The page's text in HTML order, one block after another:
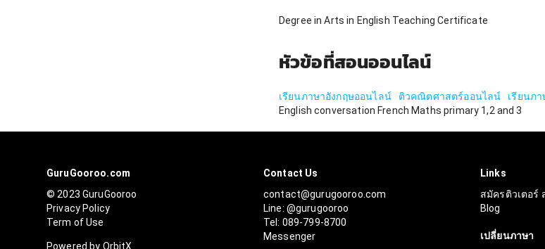
Degree in Arts in English Teaching Certificate
หัวข้อที่สอนออนไลน์
เรียนภาษาอังกฤษออนไลน์ ติวคณิตศาสตร์ออนไลน์
เรียนภ
English conversation French Maths primary 1,2 and 3
GuruGooroo.com
© 2023 GuruGooroo
Privacy Policy
Term of Use
Powered by OrbitX
Contact Us
contact@gurugooroo.com
Line: @gurugooroo
Tel: 089-799-8700
Messenger
Links
สมัครติวเตอร์
Blog
เปลี่ยนภาษา